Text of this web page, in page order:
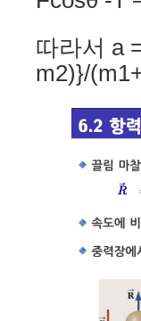
따라서 a
m2)}/